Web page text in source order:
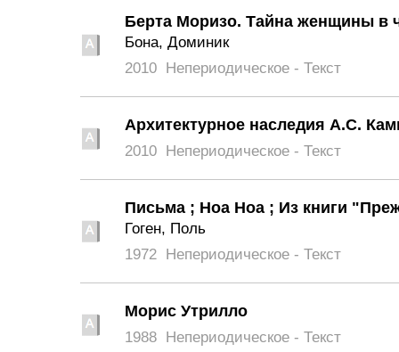
Берта Моризо. Тайна женщины в
Бона, Доминик
2010 Непериодическое - Текст
Архитектурное наследия А.С.
2010 Непериодическое - Текст
Письма ; Ноа Ноа ; Из книги
Гоген, Поль
1972 Непериодическое - Текст
Морис Утрилло
1988 Непериодическое - Текст